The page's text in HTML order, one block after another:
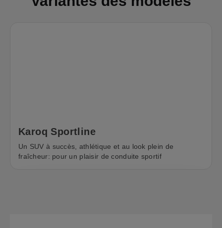
Karoq Sportline
Un SUV à succès, athlétique et au look plein de
fraîcheur: pour un plaisir de conduite sportif